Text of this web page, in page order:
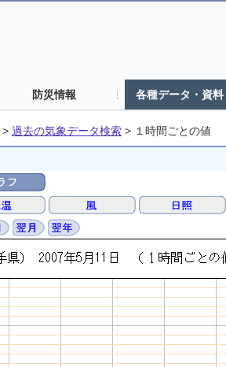
防災情報 各種データ・資料
> 過去の気象データ検索 > １時間ごとの値